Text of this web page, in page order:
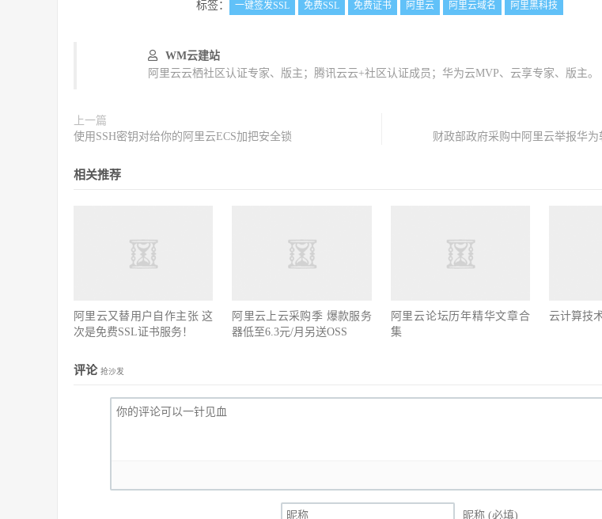
标签： 一键签发SSL 免费SSL 免费证书 阿里云 阿里云域名 阿里黑科技
WM云建站
阿里云云栖社区认证专家、版主；腾讯云云+社区认证成员；华为云MVP、云享专家、版主。
上一篇
使用SSH密钥对给你的阿里云ECS加把安全锁
财政部政府采购中阿里云举报华
相关推荐
阿里云又替用户自作主张 这
次是免费SSL证书服务！
阿里云上云采购季 爆款服务
器低至6.3元/月另送OSS
阿里云论坛历年精华文章合
集
云计算技
评论 抢沙发
昵称 (必填)